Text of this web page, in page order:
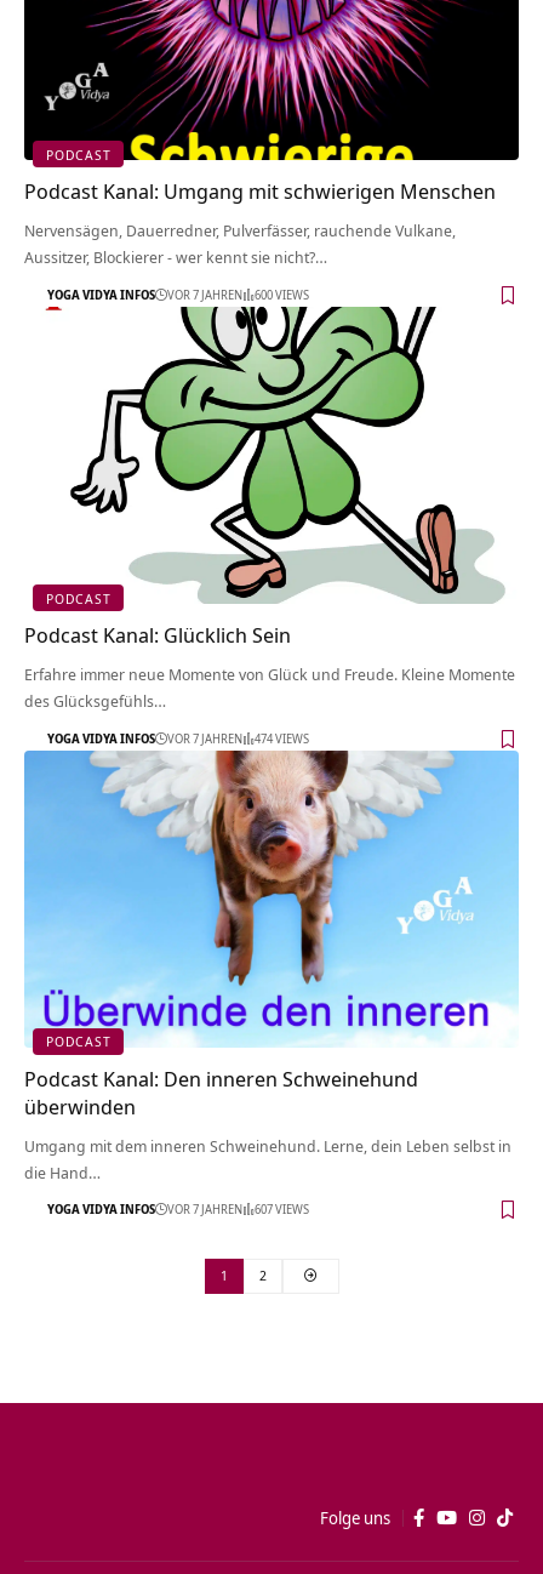
PODCAST
Podcast Kanal: Umgang mit schwierigen Menschen
Nervensägen, Dauerredner, Pulverfässer, rauchende Vulkane,
Aussitzer, Blockierer - wer kennt sie nicht?…
YOGA VIDYA INFOS VOR 7 JAHREN 600 VIEWS
PODCAST
Podcast Kanal: Glücklich Sein
Erfahre immer neue Momente von Glück und Freude. Kleine Momente
des Glücksgefühls…
YOGA VIDYA INFOS VOR 7 JAHREN 474 VIEWS
PODCAST
Podcast Kanal: Den inneren Schweinehund
überwinden
Umgang mit dem inneren Schweinehund. Lerne, dein Leben selbst in
die Hand…
YOGA VIDYA INFOS VOR 7 JAHREN 607 VIEWS
1 2
Folge uns